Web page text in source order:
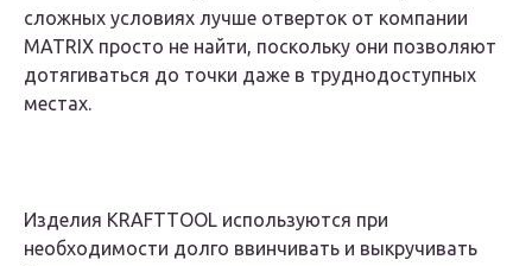
сложных условиях лучше отверток от компании
MATRIX просто не найти, поскольку они позволяют
дотягиваться до точки даже в труднодоступных
местах.
Изделия KRAFTTOOL используются при
необходимости долго ввинчивать и выкручивать